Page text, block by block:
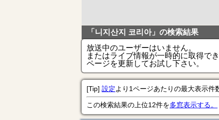
「니지산지 코리아」の検索結果
放送中のユーザーはいません。
またはライブ情報が一時的に取得で
ページを更新してお試し下さい。
[Tip] 設定より1ページあたりの最大表示件
この検索結果の上位12件を多窓表示する。